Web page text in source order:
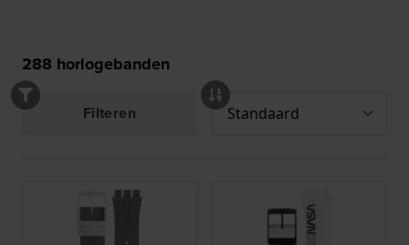
288 horlogebanden
Filteren